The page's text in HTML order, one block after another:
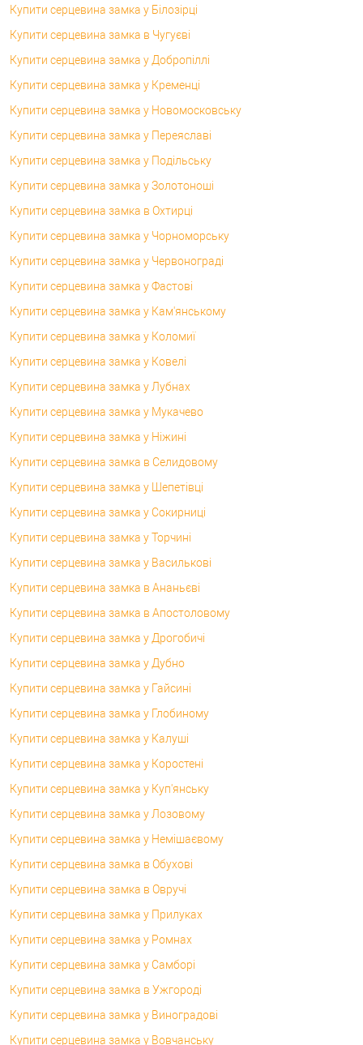
Купити серцевина замка у Білозірці
Купити серцевина замка в Чугуєві
Купити серцевина замка у Добропіллі
Купити серцевина замка у Кременці
Купити серцевина замка у Новомосковську
Купити серцевина замка у Переяславі
Купити серцевина замка у Подільську
Купити серцевина замка у Золотоноші
Купити серцевина замка в Охтирці
Купити серцевина замка у Чорноморську
Купити серцевина замка у Червонограді
Купити серцевина замка у Фастові
Купити серцевина замка у Кам'янському
Купити серцевина замка у Коломиї
Купити серцевина замка у Ковелі
Купити серцевина замка у Лубнах
Купити серцевина замка у Мукачево
Купити серцевина замка у Ніжині
Купити серцевина замка в Селидовому
Купити серцевина замка у Шепетівці
Купити серцевина замка у Сокирниці
Купити серцевина замка у Торчині
Купити серцевина замка у Василькові
Купити серцевина замка в Ананьєві
Купити серцевина замка в Апостоловому
Купити серцевина замка у Дрогобичі
Купити серцевина замка у Дубно
Купити серцевина замка у Гайсині
Купити серцевина замка у Глобиному
Купити серцевина замка у Калуші
Купити серцевина замка у Коростені
Купити серцевина замка у Куп'янську
Купити серцевина замка у Лозовому
Купити серцевина замка у Немішаєвому
Купити серцевина замка в Обухові
Купити серцевина замка в Овручі
Купити серцевина замка у Прилуках
Купити серцевина замка у Ромнах
Купити серцевина замка у Самборі
Купити серцевина замка в Ужгороді
Купити серцевина замка у Виноградові
Купити серцевина замка у Вовчанську